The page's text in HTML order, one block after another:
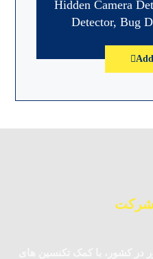
Hidden Camera
Detector, Bug
شرکت
در کشور، با کمک تکنسین‌ های